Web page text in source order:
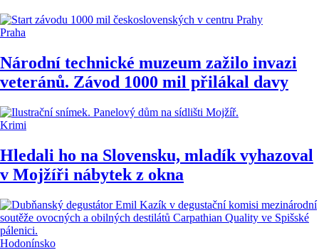
Praha
Národní technické muzeum zažilo invazi
veteránů. Závod 1000 mil přilákal davy
Krimi
Hledali ho na Slovensku, mladík vyhazoval
v Mojžíři nábytek z okna
Hodonínsko